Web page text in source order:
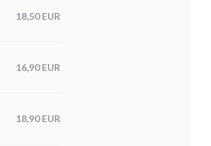
18,50 EUR
16,90 EUR
18,90 EUR